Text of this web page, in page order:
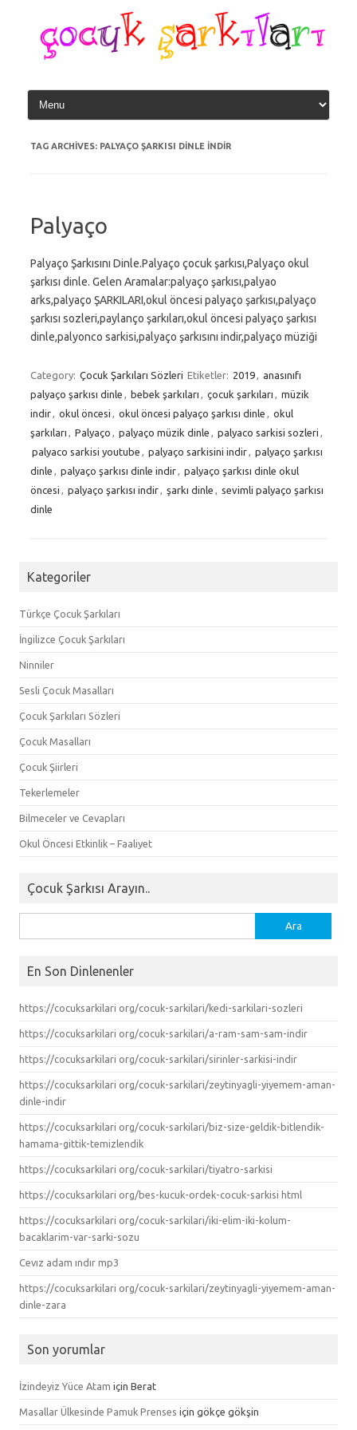
content
TAG ARCHIVES: PALYAÇO ŞARKISI DINLE INDIR
Palyaço
Palyaço Şarkısını Dinle.Palyaço çocuk şarkısı,Palyaço okul
şarkısı dinle. Gelen Aramalar:palyaço şarkısı,palyao
arks,palyaço ŞARKILARI,okul öncesi palyaço şarkısı,palyaço
şarkısı sozleri,paylanço şarkıları,okul öncesi palyaço şarkısı
dinle,palyonco sarkisi,palyaço şarkısını indir,palyaço müziği
Category: Çocuk Şarkıları Sözleri Etiketler: 2019
anasınıfı
palyaço şarkısı dinle
bebek şarkıları çocuk şarkıları
müzik
indir
okul öncesi okul öncesi palyaço şarkısı dinle
okul
şarkıları
Palyaço palyaço müzik dinle palyaco sarkisi sozleri
palyaco sarkisi youtube
palyaço sarkisini indir
palyaço şarkısı
dinle
palyaço şarkısı dinle indir
palyaço şarkısı dinle okul
öncesi
palyaço şarkısı indir şarkı dinle
sevimli palyaço şarkısı
dinle
Kategoriler
Türkçe Çocuk Şarkıları
İngilizce Çocuk Şarkıları
Ninniler
Sesli Çocuk Masalları
Çocuk Şarkıları Sözleri
Çocuk Masalları
Çocuk Şiirleri
Tekerlemeler
Bilmeceler ve Cevapları
Okul Öncesi Etkinlik – Faaliyet
Çocuk Şarkısı Arayın..
En Son Dinlenenler
https://cocuksarkilari org/cocuk-sarkilari/kedi-sarkilari-sozleri
https://cocuksarkilari org/cocuk-sarkilari/a-ram-sam-sam-indir
https://cocuksarkilari org/cocuk-sarkilari/sirinler-sarkisi-indir
https://cocuksarkilari org/cocuk-sarkilari/zeytinyagli-yiyemem-aman-
dinle-indir
https://cocuksarkilari org/cocuk-sarkilari/biz-size-geldik-bitlendik-
hamama-gittik-temizlendik
https://cocuksarkilari org/cocuk-sarkilari/tiyatro-sarkisi
https://cocuksarkilari org/bes-kucuk-ordek-cocuk-sarkisi html
https://cocuksarkilari org/cocuk-sarkilari/iki-elim-iki-kolum-
bacaklarim-var-sarki-sozu
Cevız adam ındır mp3
https://cocuksarkilari org/cocuk-sarkilari/zeytinyagli-yiyemem-aman-
dinle-zara
Son yorumlar
İzindeyiz Yüce Atam için Berat
Masallar Ülkesinde Pamuk Prenses için gökçe gökşin